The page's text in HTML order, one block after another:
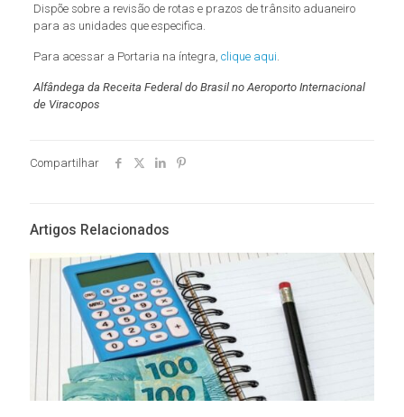
Dispõe sobre a revisão de rotas e prazos de trânsito aduaneiro
para as unidades que especifica.
Para acessar a Portaria na íntegra, clique aqui
Alfândega da Receita Federal do Brasil no Aeroporto Internacional
de Viracopos
Compartilhar
Artigos Relacionados